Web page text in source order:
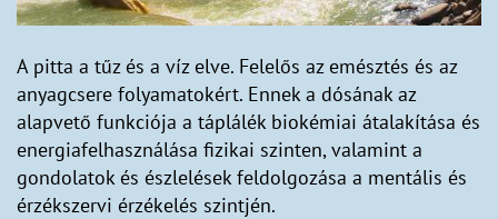
A pitta a tűz és a víz elve. Felelős az emésztés és az
anyagcsere folyamatokért. Ennek a dósának az
alapvető funkciója a táplálék biokémiai átalakítása és
energiafelhasználása fizikai szinten, valamint a
gondolatok és észlelések feldolgozása a mentális és
érzékszervi érzékelés szintjén.